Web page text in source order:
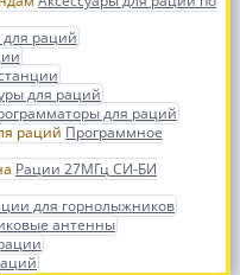
раций
для раций
для раций
Программное
Рации 27МГц СИ-БИ
для горнолыжников
антенны